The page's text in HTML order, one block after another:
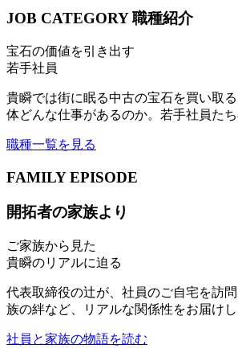
JOB CATEGORY 職種紹介
宝石の価値を引き出す
若手社員
貴瞬では街に眠る中古の宝石を買い取
体どんな仕事があるのか。若手社員た
職種一覧を見る
FAMILY EPISODE
開拓者の家族より
ご家族から見た
貴瞬のリアルに迫る
代表取締役の辻が、社員のご自宅を訪
族の絆など、リアルな関係性をお届けし
社員と家族の物語を読む